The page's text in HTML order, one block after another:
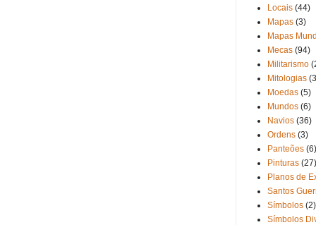
Locais (44)
Mapas (3)
Mapas
Mecas (94)
Militarismo
Mitologias
Moedas (5)
Mundos (6)
Navios (36)
Ordens (3)
Panteões (6)
Pinturas (27)
Planos de
Santos
Símbolos (2)
Símbolos